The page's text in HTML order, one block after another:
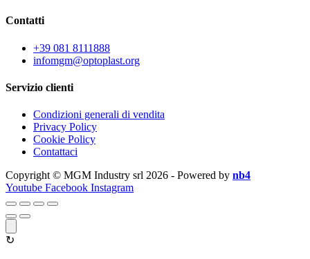
Contatti
+39 081 8111888
infomgm@optoplast.org
Servizio clienti
Condizioni generali di vendita
Privacy Policy
Cookie Policy
Contattaci
Copyright © MGM Industry srl 2026 - Powered by nb4
Youtube Facebook Instagram
↻